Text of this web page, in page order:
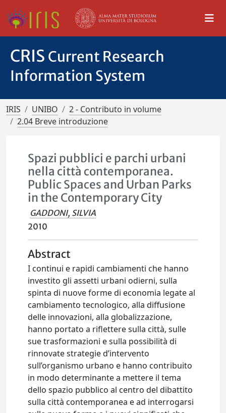
CRIS Current Research
Information System
IRIS UNIBO
2 - Contributo in volume
2.04 Breve introduzione
Spazi pubblici e parchi urbani
nella città contemporanea.
Public Spaces and Urban Parks
in the Contemporary City
GADDONI, SILVIA
2010
Abstract
I continui e rapidi cambiamenti che hanno
investito gli assetti urbani odierni, sulla
spinta di nuove forme di economia legate al
cambiamento tecnologico, alla diffusione
delle innovazioni, alla globalizzazione,
hanno portato a riflettere sulla città, sulle
sue trasformazioni e sulla possibilità di
rinnovate strategie d’intervento
sull’organismo urbano e hanno contribuito
in modo determinante a mettere il tema
dello spazio pubblico al centro del dibattito
sulla città contemporanea e ad interrogarsi